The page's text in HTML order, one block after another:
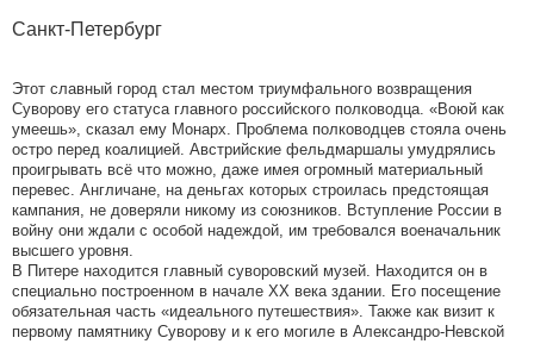
Санкт-Петербург
Этот славный город стал местом триумфального возвращения
Суворову его статуса главного российского полководца. «Воюй как
умеешь», сказал ему Монарх. Проблема полководцев стояла очень
остро перед коалицией. Австрийские фельдмаршалы умудрялись
проигрывать всё что можно, даже имея огромный материальный
перевес. Англичане, на деньгах которых строилась предстоящая
кампания, не доверяли никому из союзников. Вступление России в
войну они ждали с особой надеждой, им требовался военачальник
высшего уровня.
В Питере находится главный суворовский музей. Находится он в
специально построенном в начале ХХ века здании. Его посещение
обязательная часть «идеального путешествия». Также как визит к
первому памятнику Суворову и к его могиле в Александро-Невской